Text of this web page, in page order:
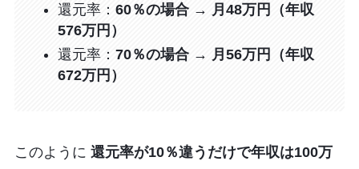
還元率： 60％の場合 → 月48万円（年収
576万円）
還元率： 70％の場合 → 月56万円（年収
672万円）
このように 還元率が10％違うだけで年収は100万